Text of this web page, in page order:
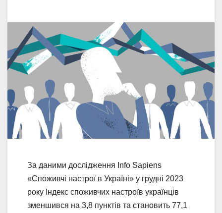
За даними дослідження Info Sapiens
«Споживчі настрої в Україні» у грудні 2023
року Індекс споживчих настроїв українців
зменшився на 3,8 пунктів та становить 77,1